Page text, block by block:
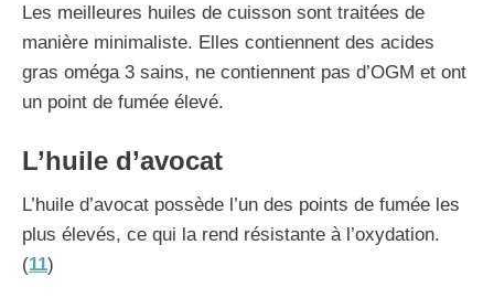
Les meilleures huiles de cuisson sont traitées de
manière minimaliste. Elles contiennent des acides
gras oméga 3 sains, ne contiennent pas d’OGM et ont
un point de fumée élevé.
L’huile d’avocat
L’huile d’avocat possède l’un des points de fumée les
plus élevés, ce qui la rend résistante à l’oxydation.
(11)